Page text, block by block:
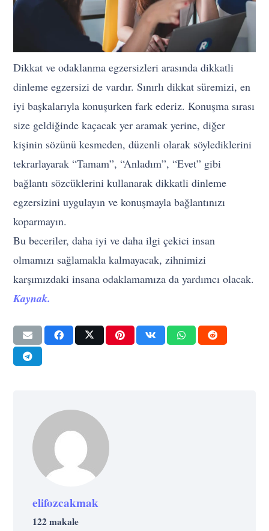
Dikkat ve odaklanma egzersizleri arasında dikkatli
dinleme egzersizi de vardır. Sınırlı dikkat süremizi, en
iyi başkalarıyla konuşurken fark ederiz. Konuşma sırası
size geldiğinde kaçacak yer aramak yerine, diğer
kişinin sözünü kesmeden, düzenli olarak söylediklerini
tekrarlayarak “Tamam”, “Anladım”, “Evet” gibi
bağlantı sözcüklerini kullanarak dikkatli dinleme
egzersizini uygulayın ve konuşmayla bağlantınızı
koparmayın.
Bu beceriler, daha iyi ve daha ilgi çekici insan
olmamızı sağlamakla kalmayacak, zihnimizi
karşımızdaki insana odaklamamıza da yardımcı olacak.
Kaynak.
elifozcakmak
122 makale
MOTIVASYON